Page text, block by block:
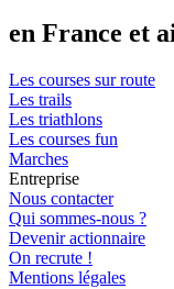
en France et
Les courses sur route
Les trails
Les triathlons
Les courses fun
Marches
Entreprise
Nous contacter
Qui sommes-nous ?
Devenir actionnaire
On recrute !
Mentions légales